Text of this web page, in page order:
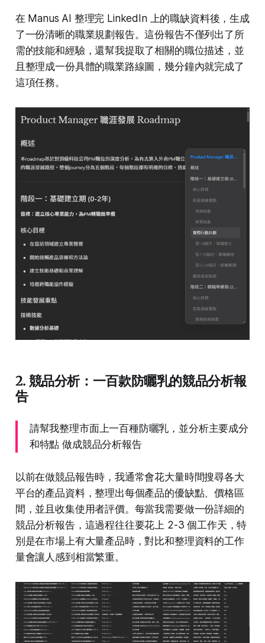
在 Manus AI 整理完 LinkedIn 上的職缺資料後，生成
了一份清晰的職業規劃報告。這份報告不僅列出了所
需的技能和經驗，還幫我提取了相關的職位描述，並
且整理成一份具體的職業路線圖，幾分鐘內就完成了
這項任務。
2. 競品分析：一百款防曬乳的競品分析報
告
請幫我整理市面上一百種防曬乳，並分析主要成分
和特點 做成競品分析報告
以前在做競品報告時，我通常會花大量時間搜尋各大
平台的產品資料，整理出每個產品的優缺點、價格區
間，並且收集使用者評價。每當我需要做一份詳細的
競品分析報告，這過程往往要花上 2-3 個工作天，特
別是在市場上有大量產品時，對比和整理資料的工作
量會讓人感到相當繁重。